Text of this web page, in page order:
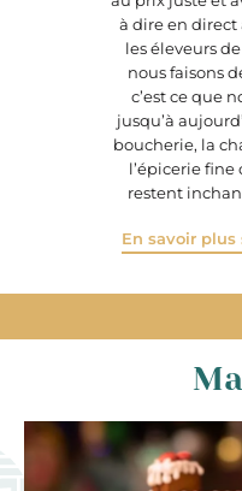
à dire en direct
les éleveurs
nous faisons
c’est ce que
jusqu’à
boucherie, la
l’épicerie fine
restent
En savoir